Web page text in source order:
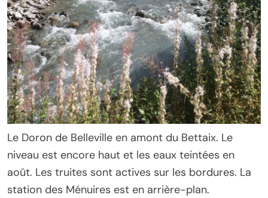
Le Doron de Belleville en amont du Bettaix. Le
niveau est encore haut et les eaux teintées en
août. Les truites sont actives sur les bordures. La
station des Ménuires est en arrière-plan.